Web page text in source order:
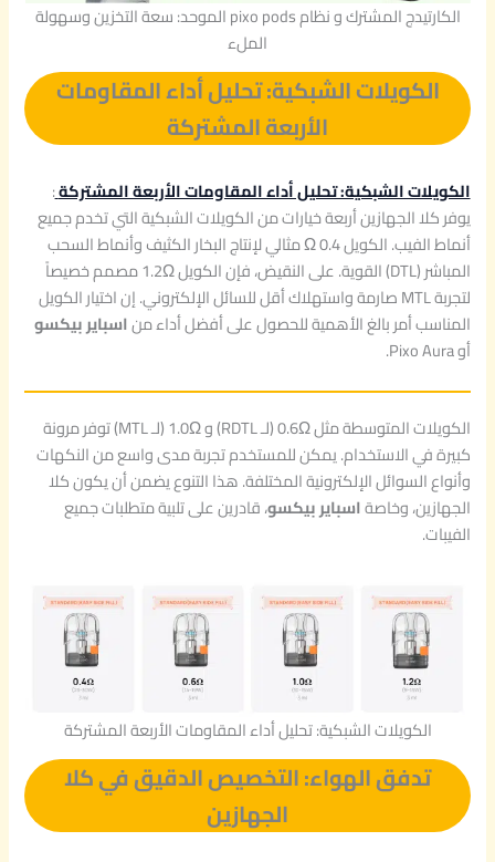
الكارتيدج المشترك و نظام pixo pods الموحد: سعة التخزين وسهولة
الملء
الكويلات الشبكية: تحليل أداء المقاومات
الأربعة المشتركة
الكويلات الشبكية: تحليل أداء المقاومات الأربعة المشتركة:
يوفر كلا الجهازين أربعة خيارات من الكويلات الشبكية التي تخدم جميع
أنماط الفيب. الكويل 0.4 Ω مثالي لإنتاج البخار الكثيف وأنماط السحب
المباشر (DTL) القوية. على النقيض، فإن الكويل 1.2Ω مصمم خصيصاً
لتجربة MTL صارمة واستهلاك أقل للسائل الإلكتروني. إن اختيار الكويل
المناسب أمر بالغ الأهمية للحصول على أفضل أداء مناسباير بيكسو
أو Pixo Aura.
الكويلات المتوسطة مثل 0.6Ω (لـ RDTL) و 1.0Ω (لـ MTL) توفر مرونة
كبيرة في الاستخدام. يمكن للمستخدم تجربة مدى واسع من النكهات
وأنواع السوائل الإلكترونية المختلفة. هذا التنوع يضمن أن يكون كلا
الجهازين، وخاصةاسباير بيكسو، قادرين على تلبية متطلبات جميع
الفيبات.
الكويلات الشبكية: تحليل أداء المقاومات الأربعة المشتركة
تدفق الهواء: التخصيص الدقيق في كلا
الجهازين